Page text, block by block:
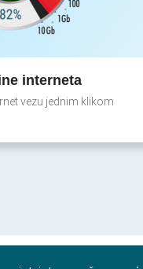
interneta
vezu jednim klikom